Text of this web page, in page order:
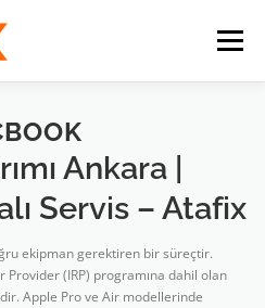
Menü
BLOG
Ankara |
Servis – Atafix
ekipman gerektiren bir süreçtir.
Provider (IRP) programına dahil olan
Apple Pro ve Air modellerinde